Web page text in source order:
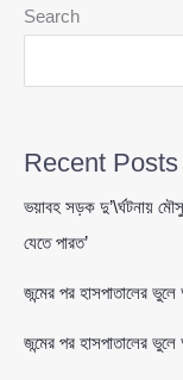
নির্দেশ
Search
Recent Posts
ভয়াবহ সড়ক দু’\র্ঘটনায়
যেতে পারত’
জন্মের পর হাসপাতালের ভুলে
জন্মের পর হাসপাতালের ভুলে